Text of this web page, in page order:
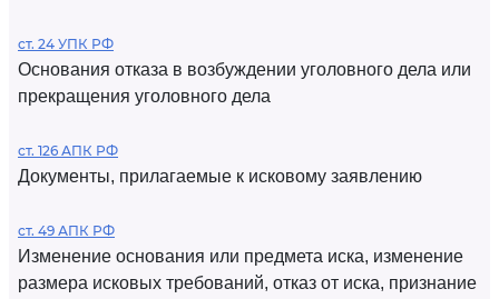
ст. 24 УПК РФ
Основания отказа в возбуждении уголовного дела или
прекращения уголовного дела
ст. 126 АПК РФ
Документы, прилагаемые к исковому заявлению
ст. 49 АПК РФ
Изменение основания или предмета иска, изменение
размера исковых требований, отказ от иска, признание